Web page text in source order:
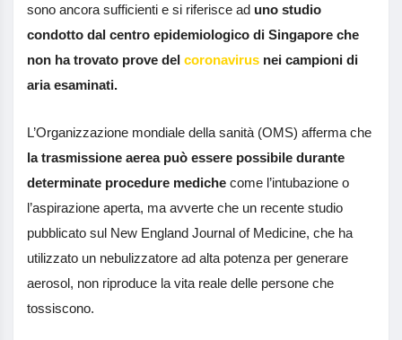
sono ancora sufficienti e si riferisce ad uno studio
condotto dal centro epidemiologico di Singapore che
non ha trovato prove del coronavirus nei campioni di
aria esaminati.
L’Organizzazione mondiale della sanità (OMS) afferma che
la trasmissione aerea può essere possibile durante
determinate procedure mediche come l’intubazione o
l’aspirazione aperta, ma avverte che un recente studio
pubblicato sul New England Journal of Medicine, che ha
utilizzato un nebulizzatore ad alta potenza per generare
aerosol, non riproduce la vita reale delle persone che
tossiscono.